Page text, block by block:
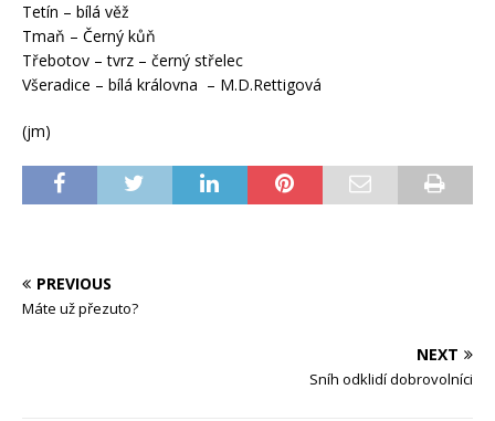
Tetín – bílá věž
Tmaň – Černý kůň
Třebotov – tvrz – černý střelec
Všeradice – bílá královna – M.D.Rettigová
(jm)
PREVIOUS
Máte už přezuto?
NEXT
Sníh odklidí dobrovolníci